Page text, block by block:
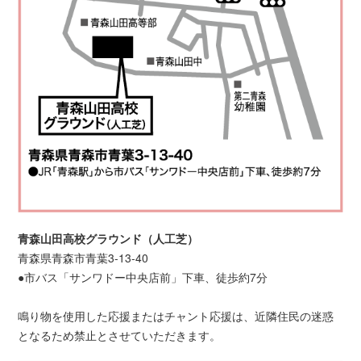
青森山田高校グラウンド（人工芝）
青森県青森市青葉3-13-40
●市バス「サンワドー中央店前」下車、徒歩約7分
鳴り物を使用した応援またはチャント応援は、近隣住民の迷惑
となるため禁止とさせていただきます。